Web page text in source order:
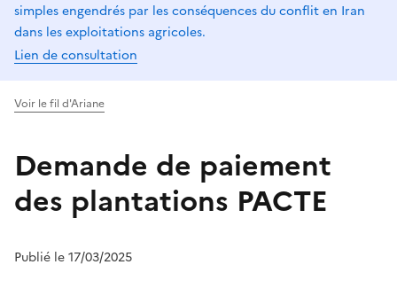
simples engendrés par les conséquences du conflit en Iran
dans les exploitations agricoles.
Lien de consultation
Voir le fil d'Ariane
Demande de paiement
des plantations PACTE
Publié le 17/03/2025